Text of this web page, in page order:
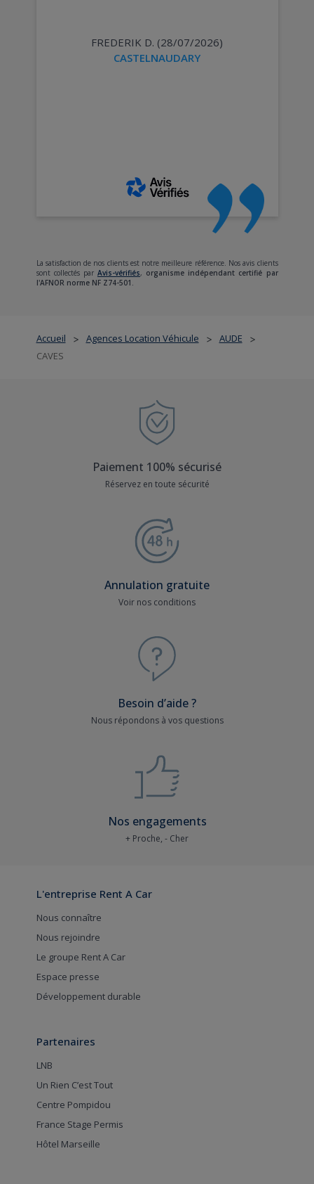
Accueil > Agences Location Véhicule > AUDE >
CAVES
FREDERIK D. (28/07/2026)
CASTELNAUDARY
La satisfaction de nos clients est notre meilleure référence. Nos avis clients
sont collectés par Avis-vérifiés, organisme indépendant certifié par
l'AFNOR norme NF Z74-501.
Paiement 100% sécurisé
Réservez en toute sécurité
Annulation gratuite
Voir nos conditions
Besoin d’aide ?
Nous répondons à vos questions
Nos engagements
+ Proche, - Cher
L'entreprise Rent A Car
Nous connaître
Nous rejoindre
Le groupe Rent A Car
Espace presse
Développement durable
Partenaires
LNB
Un Rien C’est Tout
Centre Pompidou
France Stage Permis
Hôtel Marseille